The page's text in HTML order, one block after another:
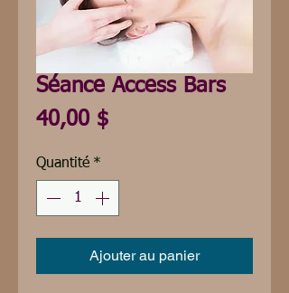
Séance Access Bars
40,00 $Prix
Quantité *
Ajouter au panier